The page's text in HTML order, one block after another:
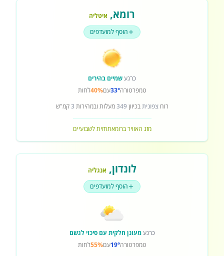
רומא, איטליה
הוסף למועדפים
כרגעשמיים בהירים
טמפרטורה33°עם40%לחות
רוחצפוניתבכיוון349מעלות ובמהירות 3קמ"ש
מזג האוויר ברומאתחזית לשבועיים
לונדון, אנגליה
הוסף למועדפים
כרגעמעונן חלקית עם סיכוי לגשם
טמפרטורה19°עם55%לחות